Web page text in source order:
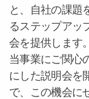
と、自社の課題
るステップアッ
会を提供します。
当事業にご関心
にした説明会を
で、この機会に